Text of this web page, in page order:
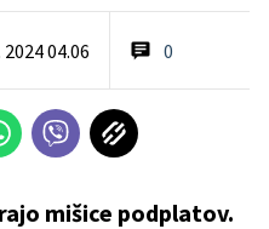
2024 04.06 0
mišice podplatov.